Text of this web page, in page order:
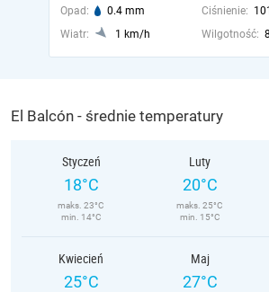
Opad: 0.4 mm Ciśnienie:
Wiatr:
1 km/h Wilgotność:
El Balcón - średnie temperatury
Styczeń
18°C
maks. 23°C
min. 14°C
Luty
20°C
maks. 25°C
min. 15°C
Kwiecień
25°C
Maj
27°C